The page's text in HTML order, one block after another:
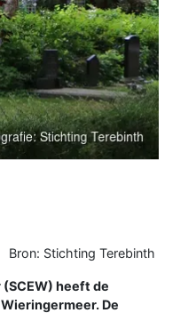
Bron: Stichting Terebinth
heeft de
De